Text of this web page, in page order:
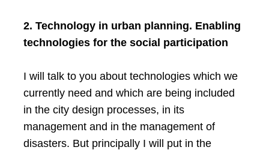
2. Technology in urban planning. Enabling
technologies for the social participation
I will talk to you about technologies which we
currently need and which are being included
in the city design processes, in its
management and in the management of
disasters. But principally I will put in the